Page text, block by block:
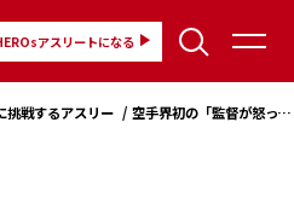
アスリートになる
戦するアスリートの想い空手界初の「監督が怒ってはいけない大会」に挑戦～杉本一樹～